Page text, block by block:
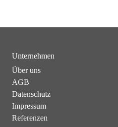
Unternehmen
Über uns
AGB
Datenschutz
Impressum
Referenzen